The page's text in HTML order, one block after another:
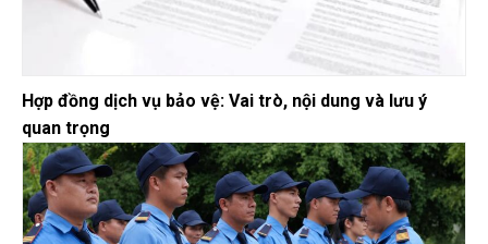
Hợp đồng dịch vụ bảo vệ: Vai trò, nội dung và lưu ý
quan trọng